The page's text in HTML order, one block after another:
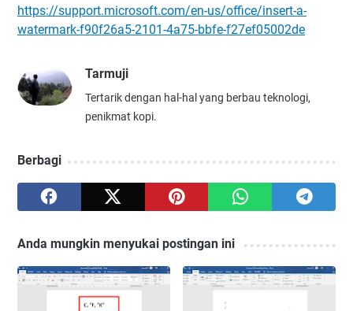
https://support.microsoft.com/en-us/office/insert-a-
watermark-f90f26a5-2101-4a75-bbfe-f27ef05002de
Tarmuji
Tertarik dengan hal-hal yang berbau teknologi,
penikmat kopi.
Berbagi
Anda mungkin menyukai postingan ini